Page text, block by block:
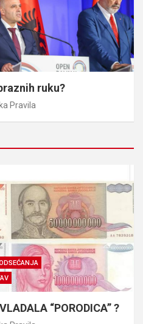
ruku?
Pravila
“PORODICA” ?